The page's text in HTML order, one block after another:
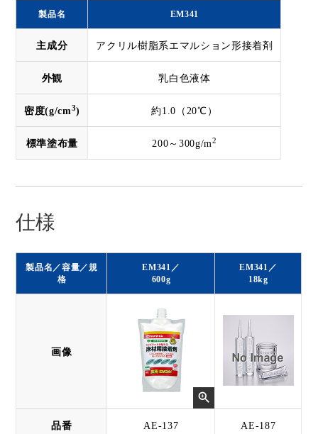
製品名 EM341
主成分 アクリル樹脂系エマルション形接着剤
外観 乳白色液体
密度(g/cm3) 約1.0（20℃）
標準塗布量 200～300g/m2
仕様
製品名／容量／規
格
EM341／
600g
EM341／
18kg
画像
品番 AE-137 AE-187